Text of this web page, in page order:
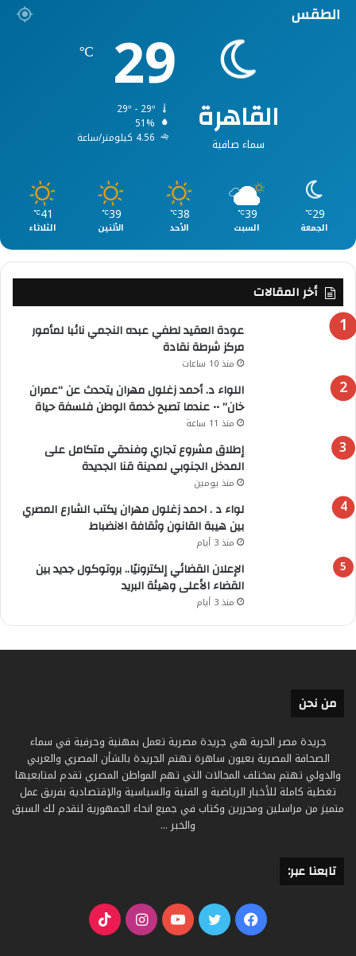
الطقس
القاهرة
سماء صافية
29
℃
51%
4.56 كيلومتر/ساعة
29
℃
الجمعة
39
℃
السبت
38
℃
الأحد
39
℃
الأثنين
41
℃
الثلاثاء
أخر المقالات
عودة العقيد لطفي عبده النجمي نائبا لمأمور
مركز شرطة نقادة
منذ 10 ساعات
اللواء د. أحمد زغلول مهران يتحدث عن “عمران
خان” •• عندما تصبح خدمة الوطن فلسفة حياة
منذ 11 ساعة
إطلاق مشروع تجاري وفندقي متكامل على
المدخل الجنوبي لمدينة قنا الجديدة
منذ يومين
لواء د . احمد زغلول مهران يكتب الشارع المصري
بين هيبة القانون وثقافة الانضباط
منذ 3 أيام
الإعلان القضائي إلكترونيًا.. بروتوكول جديد بين
القضاء الأعلى وهيئة البريد
منذ 3 أيام
من نحن
جريدة مصر الحرية هي جريدة مصرية تعمل بمهنية وحرفية في سماء
الصحافة المصرية بعيون ساهرة تهتم الجريدة بالشأن المصري والعربي
والدولي تهتم بمختلف المجالات التي تهم المواطن المصري تقدم لمتابعيها
تغطية كاملة للأخبار الرياضية و الفنية والسياسية والإقتصادية بفريق عمل
متميز من مراسلين ومحررين وكتاب في جميع انحاء الجمهورية لنقدم لك السبق
والخبر ...
تابعنا عبر:
فيسبوكتويتر يوتيوبانستقرام‫TikTok